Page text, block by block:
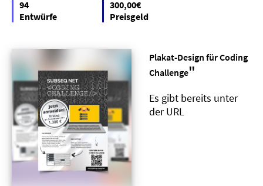
94
Entwürfe
300,00€
Preisgeld
Plakat-Design für Coding
Challenge"
Es gibt bereits unter
der URL